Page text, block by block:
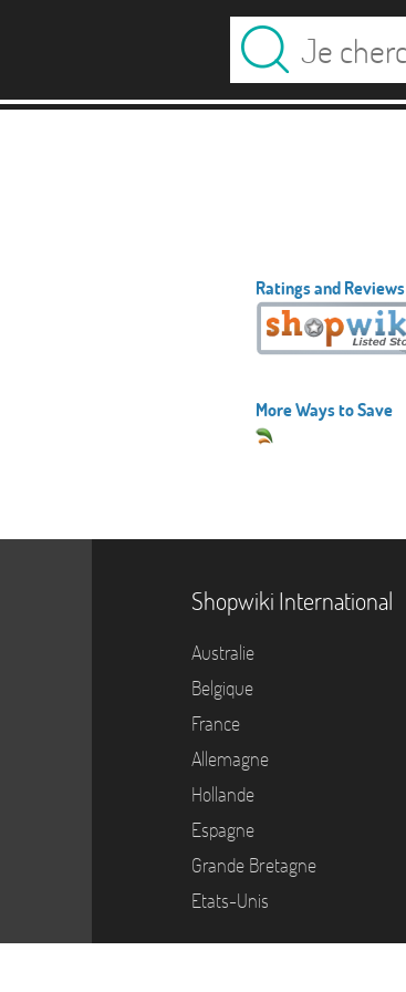
Ratings and Reviews
More Ways to Save
Shopwiki International
Australie
Belgique
France
Allemagne
Hollande
Espagne
Grande Bretagne
Etats-Unis